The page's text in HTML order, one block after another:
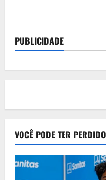
a
Gerson
após
PUBLICIDADE
VOCÊ PODE TER PERDIDO